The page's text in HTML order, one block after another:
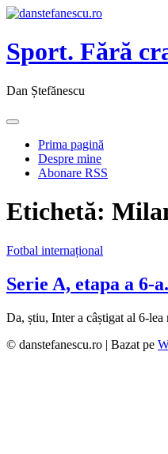
Sport. Fără
Dan Ștefănescu
Prima pagină
Despre mine
Abonare RSS
Etichetă:
Fotbal internațional
Serie A, etapa a 6-
Da, știu, Inter a câștigat al 6-
© danstefanescu.ro | Bazat pe